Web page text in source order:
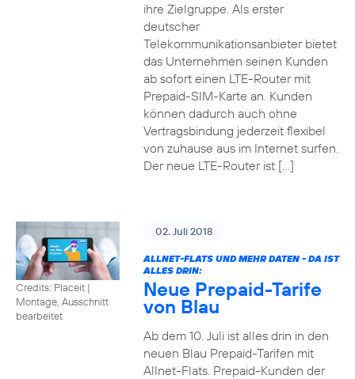
ihre Zielgruppe. Als erster
deutscher
Telekommunikationsanbieter bietet
das Unternehmen seinen Kunden
ab sofort einen LTE-Router mit
Prepaid-SIM-Karte an. Kunden
können dadurch auch ohne
Vertragsbindung jederzeit flexibel
von zuhause aus im Internet surfen.
Der neue LTE-Router ist […]
Credits: Placeit |
Montage, Ausschnitt
bearbeitet
02. Juli 2018
ALLNET-FLATS UND MEHR DATEN - DA IST
ALLES DRIN:
Neue Prepaid-Tarife
von Blau
Ab dem 10. Juli ist alles drin in den
neuen Blau Prepaid-Tarifen mit
Allnet-Flats. Prepaid-Kunden der